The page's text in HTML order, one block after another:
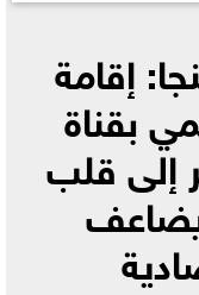
إقامة
بقناة
إلى قلب